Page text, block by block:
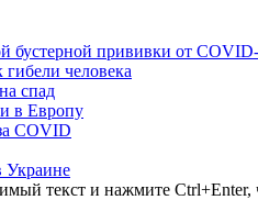
бустерной прививки от
человека
спад
в Европу
COVID
Украине
текст и нажмите